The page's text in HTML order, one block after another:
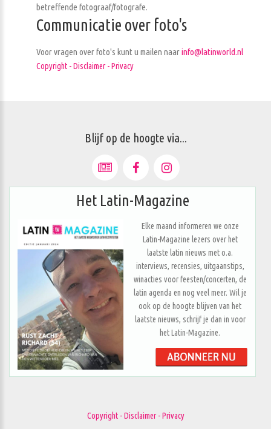
betreffende fotograaf/fotografe.
Communicatie over foto's
Voor vragen over foto's kunt u mailen naarinfo@latinworld.nl
Copyright - Disclaimer - Privacy
Blijf op de hoogte via...
Het Latin-Magazine
Elke maand informeren we onze
Latin-Magazine lezers over het
laatste latin nieuws met o.a.
interviews, recensies, uitgaanstips,
winacties voor feesten/concerten, de
latin agenda en nog veel meer. Wil je
ook op de hoogte blijven van het
laatste nieuws, schrijf je dan in voor
het Latin-Magazine.
Copyright - Disclaimer - Privacy